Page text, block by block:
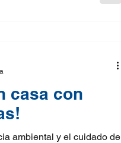
casa con
ambiental y el cuidado de